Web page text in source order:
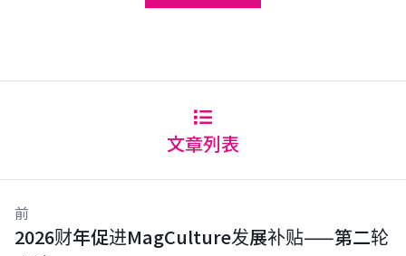
文章列表
前
2026财年促进MagCulture发展补贴——第二轮